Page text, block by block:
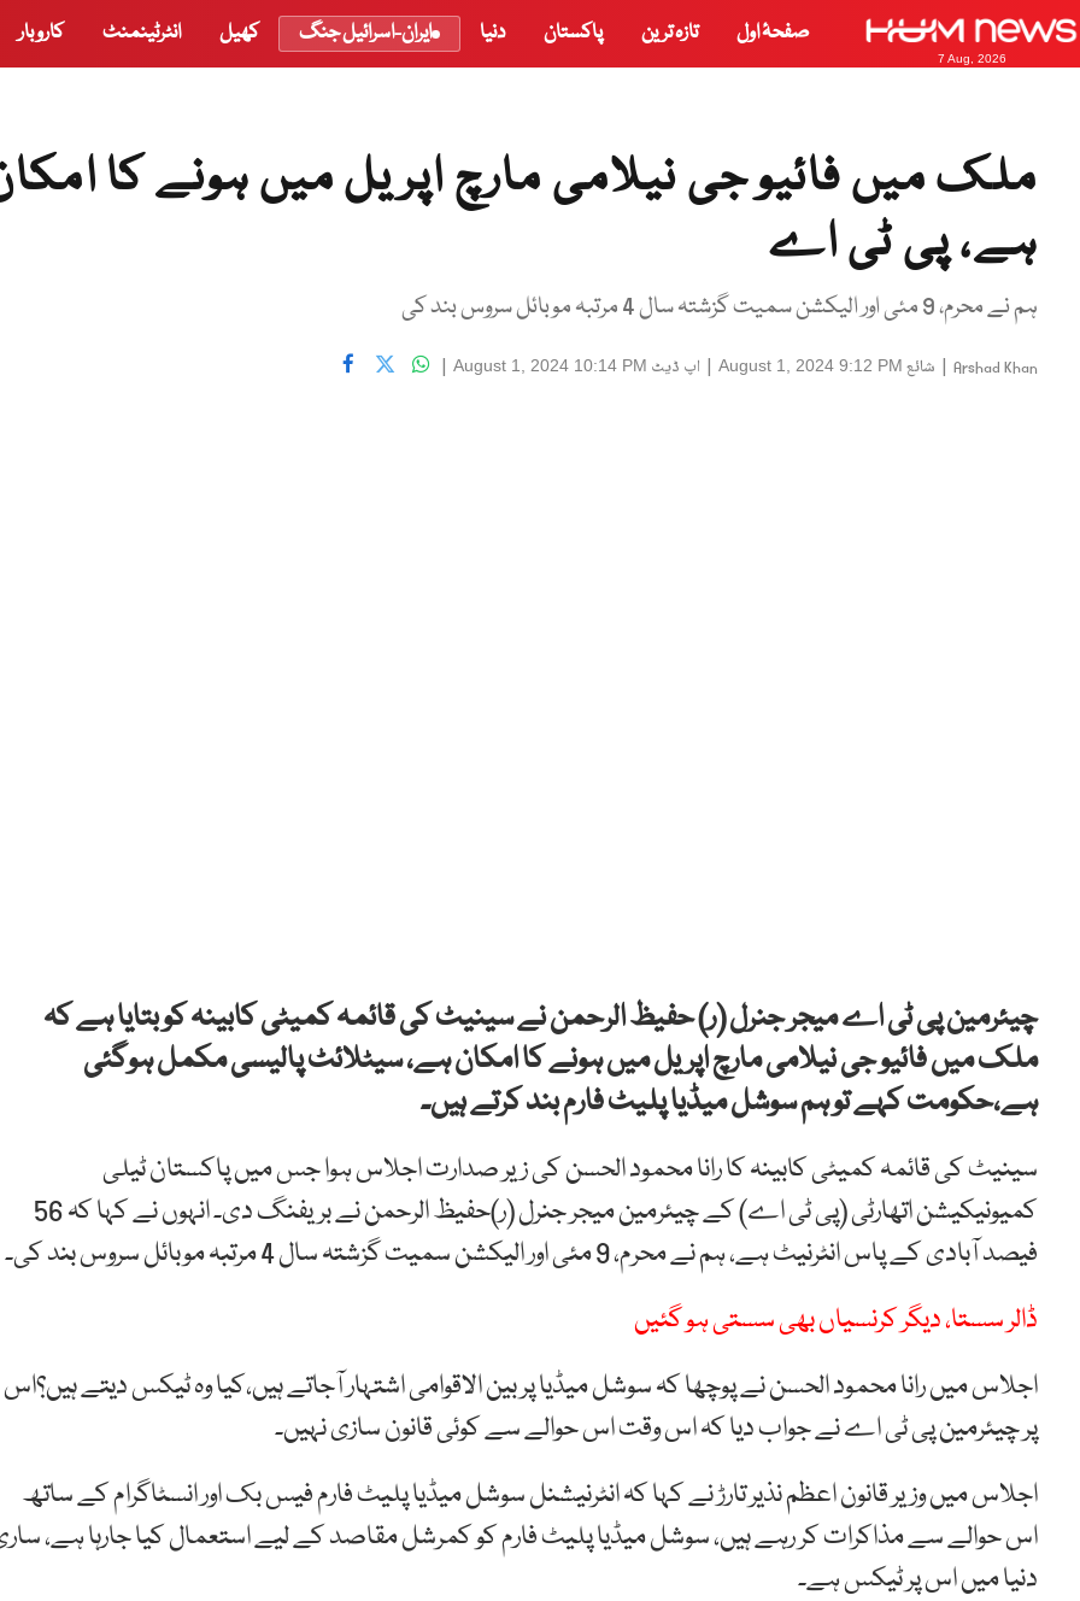
7 Aug, 2026
صفحۂ اول تازہ ترین پاکستان دنیا ایران-اسرائیل جنگ کھیل انٹرٹینمنٹ کاروبار
ملک میں فائیو جی نیلامی مارچ اپریل میں ہونے کا
ہے، پی ٹی اے
ہم نے محرم، 9 مئی اور الیکشن سمیت گزشتہ سال 4 مرتبہ موبائل سروس بند کی
Arshad Khan
| شائع August 1, 2024 9:12 PM
| اپ ڈیٹ August 1, 2024 10:14 PM
|
چیئرمین پی ٹی اے میجر جنرل (ر) حفیظ الرحمن نے سینیٹ کی قائمہ کمیٹی کابینہ کو بتایا ہے کہ
ملک میں فائیو جی نیلامی مارچ اپریل میں ہونے کا امکان ہے، سیٹلائٹ پالیسی مکمل ہوگئی
ہے،حکومت کہے تو ہم سوشل میڈیا پلیٹ فارم بند کرتے ہیں۔
سینیٹ کی قائمہ کمیٹی کابینہ کا رانا محمود الحسن کی زیر صدارت اجلاس ہوا جس میں پاکستان ٹیلی
کمیونیکیشن اتھارٹی (پی ٹی اے) کے چیئرمین میجر جنرل (ر)حفیظ الرحمن نے بریفنگ دی۔ انہوں نے کہا کہ 56
فیصد آبادی کے پاس انٹرنیٹ ہے، ہم نے محرم، 9 مئی اور الیکشن سمیت گزشتہ سال 4 مرتبہ موبائل سروس بند کی۔
ڈالر سستا، دیگر کرنسیاں بھی سستی ہو گئیں
اجلاس میں رانا محمود الحسن نے پوچھا کہ سوشل میڈیا پر بین الاقوامی اشتہار آجاتے ہیں،کیا وہ ٹیکس دیتے ہیں؟اس
پر چیئرمین پی ٹی اے نے جواب دیا کہ اس وقت اس حوالے سے کوئی قانون سازی نہیں۔
اجلاس میں وزیر قانون اعظم نذیر تارڑ نے کہا کہ انٹرنیشنل سوشل میڈیا پلیٹ فارم فیس بک اور انسٹاگرام کے ساتھ
اس حوالے سے مذاکرات کر رہے ہیں، سوشل میڈیا پلیٹ فارم کو کمرشل مقاصد کے لیے استعمال کیا جارہا ہے،
دنیا میں اس پر ٹیکس ہے۔